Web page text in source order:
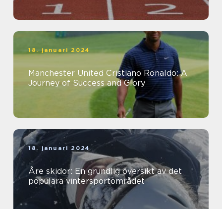
18. januari 2024
Manchester United Cristiano Ronaldo: A
Journey of Success and Glory
18. januari 2024
Åre skidor: En grundlig översikt av det
populära vintersportområdet